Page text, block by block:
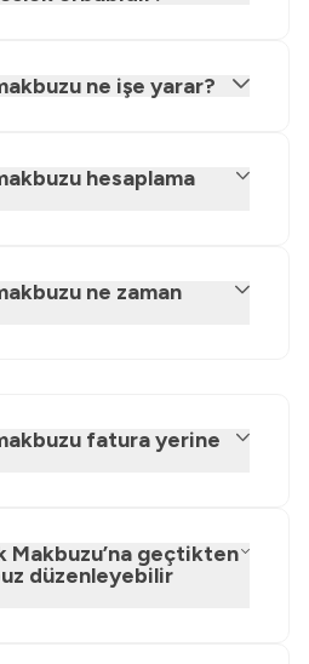
ne işe yarar?
hesaplama
ne zaman
fatura yerine
Makbuzu’na geçtikten
düzenleyebilir